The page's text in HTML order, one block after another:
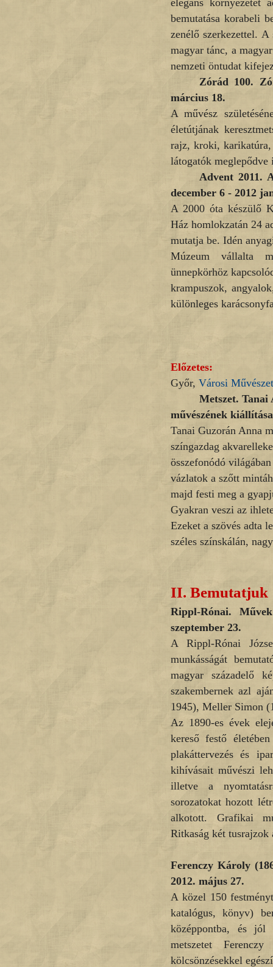
elegáns környezetet
bemutatása korabeli
zenélő szerkezettel.
magyar tánc, a
nemzeti öntudat
Zórád 100.
március 18.
A művész
életútjának
rajz, kroki,
látogatók
Advent 2011.
december 6 - 2012
A 2000 óta készülő
Ház homlokzatán 24
mutatja be. Idén
Múzeum vállalta
ünnepkörhöz
krampuszok,
különleges
Előzetes:
Győr, Városi
Metszet.
művészének
Tanai Guzorán Anna
színgazdag
összefonódó
vázlatok a szőtt
majd festi meg a
Gyakran veszi az
Ezeket a szövés adta
széles színskálán,
II. Bemutatjuk
Rippl-Rónai.
szeptember 23.
A Rippl-Rónai
munkásságát
magyar századelő
szakembernek azl
1945), Meller Simon
Az 1890-es évek
kereső festő
plakáttervezés és
kihívásait művészi
illetve a
sorozatokat hozott
alkotott. Grafikai
Ritkaság két tusrajzok
Ferenczy Károly
2012. május 27.
A közel 150
katalógus, könyv)
középpontba, és jól
metszetet
kölcsönzésekkel